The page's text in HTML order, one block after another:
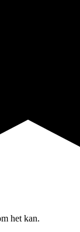
het kan.